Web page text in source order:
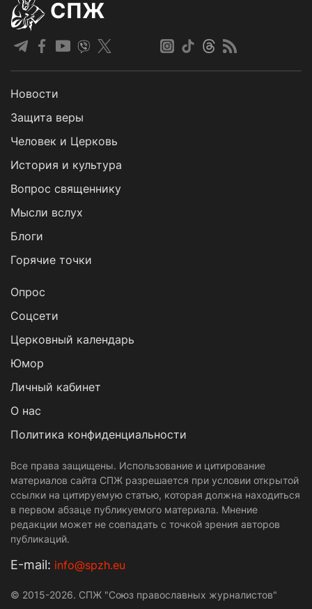
СПЖ
Новости
Защита веры
Человек и Церковь
История и культура
Вопрос священнику
Мысли вслух
Блоги
Горячие точки
Опрос
Cоцсети
Церковный календарь
Юмор
Личный кабинет
О нас
Политика конфиденциальности
Все права защищены. Использование и цитирование
материалов сайта СПЖ разрешается при условии открытой
ссылки на цитируемую статью, которая должна находиться
в первом абзаце публикуемого материала. Мнение
редакции может не совпадать с точкой зрения авторов
публикаций.
Е-mail: info@spzh.eu
© 2015-2026. СПЖ "Союз православных журналистов"